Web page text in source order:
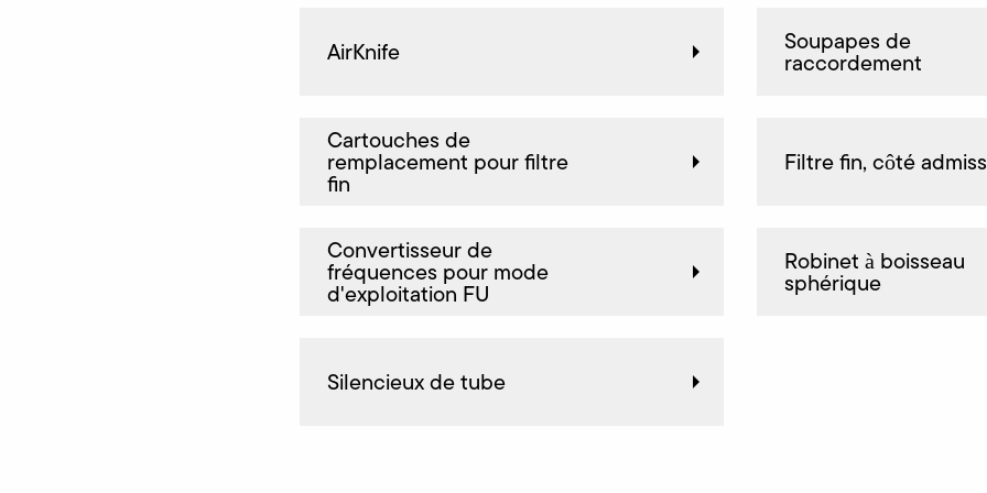
AirKnife Soupapes de
raccordement
Cartouches de
remplacement pour filtre
fin
Filtre fin, côté
Convertisseur de
fréquences pour mode
d'exploitation FU
Robinet à boisseau
sphérique
Silencieux de tube